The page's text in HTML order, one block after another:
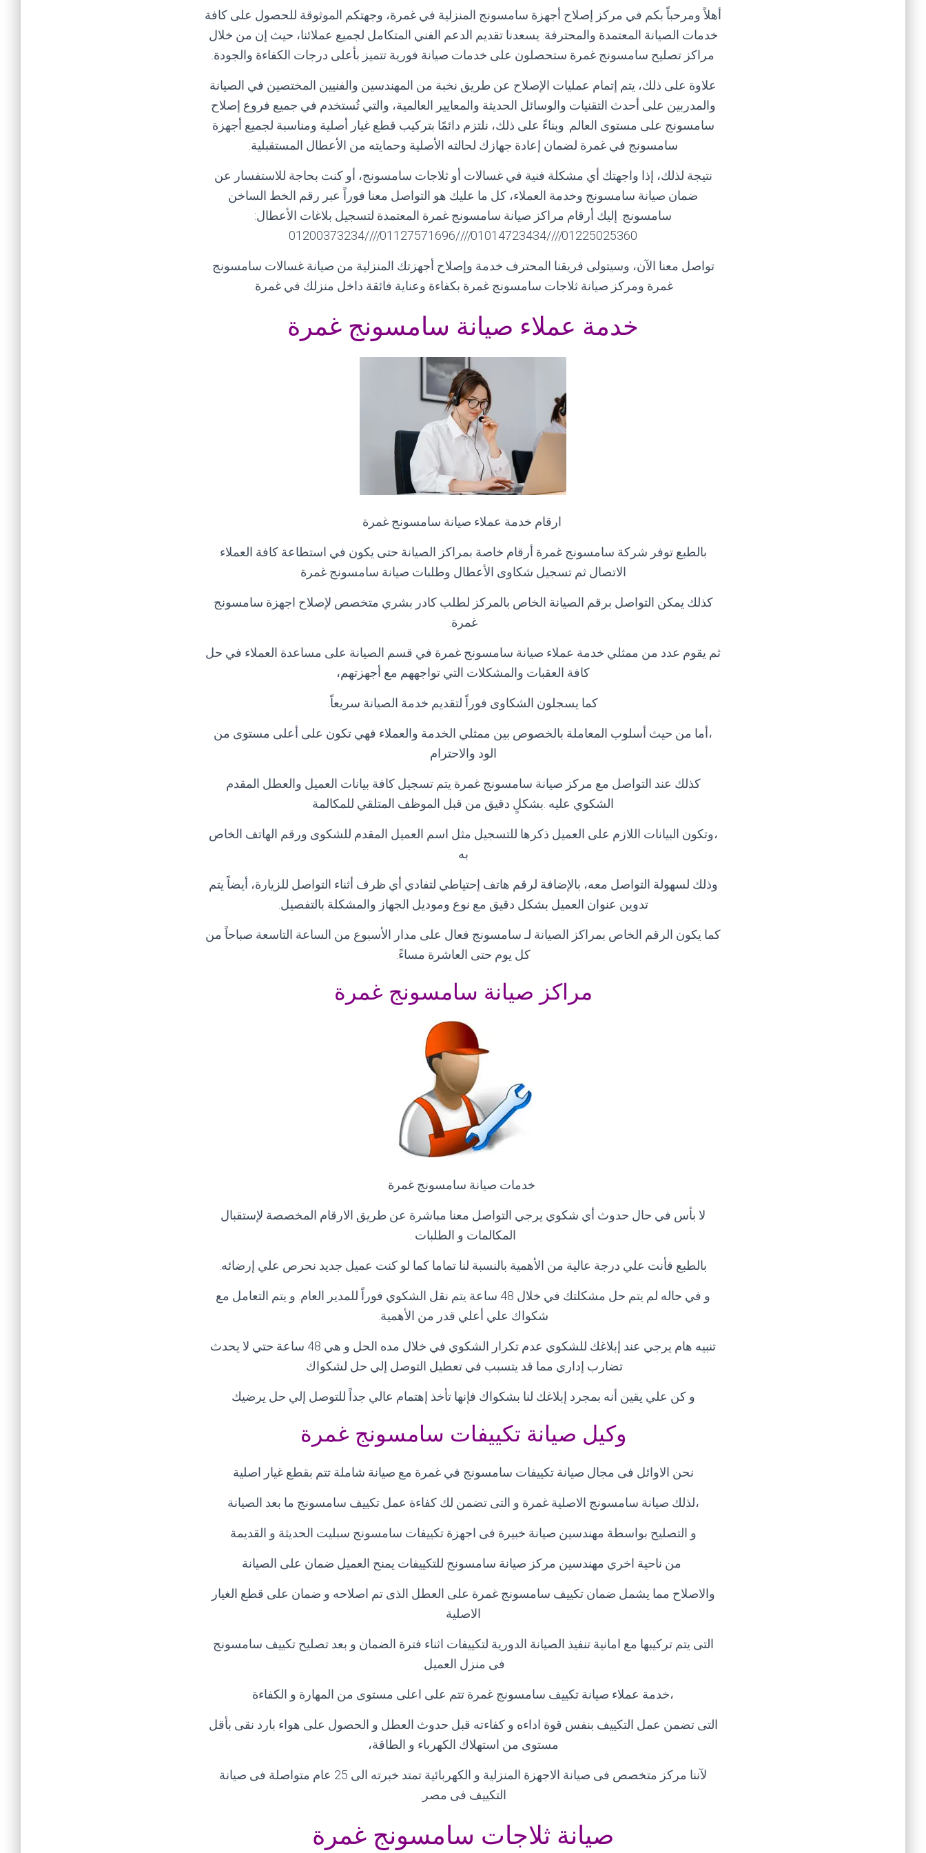
أهلاً ومرحباً بكم في مركز إصلاح أجهزة سامسونج المنزلية في غمرة، وجهتكم الموثوقة للحصول على كافة
خدمات الصيانة المعتمدة والمحترفة. يسعدنا تقديم الدعم الفني المتكامل لجميع عملائنا، حيث إن من خلال
مراكز تصليح سامسونج غمرة ستحصلون على خدمات صيانة فورية تتميز بأعلى درجات الكفاءة والجودة.
علاوة على ذلك، يتم إتمام عمليات الإصلاح عن طريق نخبة من المهندسين والفنيين المختصين في الصيانة
والمدربين على أحدث التقنيات والوسائل الحديثة والمعايير العالمية، والتي تُستخدم في جميع فروع إصلاح
سامسونج على مستوى العالم. وبناءً على ذلك، نلتزم دائمًا بتركيب قطع غيار أصلية ومناسبة لجميع أجهزة
سامسونج في غمرة لضمان إعادة جهازك لحالته الأصلية وحمايته من الأعطال المستقبلية.
نتيجة لذلك، إذا واجهتك أي مشكلة فنية في غسالات أو ثلاجات سامسونج، أو كنت بحاجة للاستفسار عن
ضمان صيانة سامسونج وخدمة العملاء، كل ما عليك هو التواصل معنا فوراً عبر رقم الخط الساخن
سامسونج. إليك أرقام مراكز صيانة سامسونج غمرة المعتمدة لتسجيل بلاغات الأعطال:
01225025360////01014723434////01127571696////01200373234
تواصل معنا الآن، وسيتولى فريقنا المحترف خدمة وإصلاح أجهزتك المنزلية من صيانة غسالات سامسونج
غمرة ومركز صيانة ثلاجات سامسونج غمرة بكفاءة وعناية فائقة داخل منزلك في غمرة.
خدمة عملاء صيانة سامسونج غمرة
ارقام خدمة عملاء صيانة سامسونج غمرة
بالطبع توفر شركة سامسونج غمرة أرقام خاصة بمراكز الصيانة حتى يكون في استطاعة كافة العملاء
الاتصال ثم تسجيل شكاوى الأعطال وطلبات صيانة سامسونج غمرة
كذلك يمكن التواصل برقم الصيانة الخاص بالمركز لطلب كادر بشري متخصص لإصلاح اجهزة سامسونج
غمرة
ثم يقوم عدد من ممثلي خدمة عملاء صيانة سامسونج غمرة في قسم الصيانة على مساعدة العملاء في حل
كافة العقبات والمشكلات التي تواجههم مع أجهزتهم،
كما يسجلون الشكاوى فوراً لتقديم خدمة الصيانة سريعاً
،أما من حيث أسلوب المعاملة بالخصوص بين ممثلي الخدمة والعملاء فهي تكون على أعلى مستوى من
الود والاحترام
كذلك عند التواصل مع مركز صيانة سامسونج غمرة يتم تسجيل كافة بيانات العميل والعطل المقدم
الشكوي عليه .بشكلٍ دقيق من قبل الموظف المتلقي للمكالمة
،وتكون البيانات اللازم على العميل ذكرها للتسجيل مثل اسم العميل المقدم للشكوى ورقم الهاتف الخاص
به
وذلك لسهولة التواصل معه، بالإضافة لرقم هاتف إحتياطي لتفادي أي ظرف أثناء التواصل للزيارة، أيضاً يتم
تدوين عنوان العميل بشكل دقيق مع نوع وموديل الجهاز والمشكلة بالتفصيل
كما يكون الرقم الخاص بمراكز الصيانة لـ سامسونج فعال على مدار الأسبوع من الساعة التاسعة صباحاً من
كل يوم حتى العاشرة مساءً
مراكز صيانة سامسونج غمرة
خدمات صيانة سامسونج غمرة
لا بأس في حال حدوث أي شكوي يرجي التواصل معنا مباشرة عن طريق الارقام المخصصة لإستقبال
المكالمات و الطلبات
بالطبع فأنت علي درجة عالية من الأهمية بالنسبة لنا تماما كما لو كنت عميل جديد نحرص علي إرضائه
و في حاله لم يتم حل مشكلتك في خلال 48 ساعة يتم نقل الشكوي فوراً للمدير العام. و يتم التعامل مع
شكواك علي أعلي قدر من الأهمية
تنبيه هام يرجي عند إبلاغك للشكوي عدم تكرار الشكوي في خلال مده الحل و هي 48 ساعة حتي لا يحدث
تضارب إداري مما قد يتسبب في تعطيل التوصل إلي حل لشكواك
و كن علي يقين أنه بمجرد إبلاغك لنا بشكواك فإنها تأخذ إهتمام عالي جداً للتوصل إلي حل يرضيك
وكيل صيانة تكييفات سامسونج غمرة
نحن الاوائل فى مجال صيانة تكييفات سامسونج في غمرة مع صيانة شاملة تتم بقطع غيار اصلية
،لذلك صيانة سامسونج الاصلية غمرة و التى تضمن لك كفاءة عمل تكييف سامسونج ما بعد الصيانة
و التصليح بواسطة مهندسين صيانة خبيرة فى اجهزة تكييفات سامسونج سبليت الحديثة و القديمة
من ناحية اخري مهندسين مركز صيانة سامسونج للتكييفات يمنح العميل ضمان على الصيانة
والاصلاح مما يشمل ضمان تكييف سامسونج غمرة على العطل الذى تم اصلاحه و ضمان على قطع الغيار
الاصلية
التى يتم تركيبها مع امانية تنفيذ الصيانة الدورية لتكييفات اثناء فترة الضمان و بعد تصليح تكييف سامسونج
فى منزل العميل
،خدمة عملاء صيانة تكييف سامسونج غمرة تتم على اعلى مستوى من المهارة و الكفاءة
التى تضمن عمل التكييف بنفس قوة اداءه و كفاءته قبل حدوث العطل و الحصول على هواء بارد نقى بأقل
مستوى من استهلاك الكهرباء و الطاقة،
لآننا مركز متخصص فى صيانة الاجهزة المنزلية و الكهربائية تمتد خبرته الى 25 عام متواصلة فى صيانة
التكييف فى مصر
صيانة ثلاجات سامسونج غمرة